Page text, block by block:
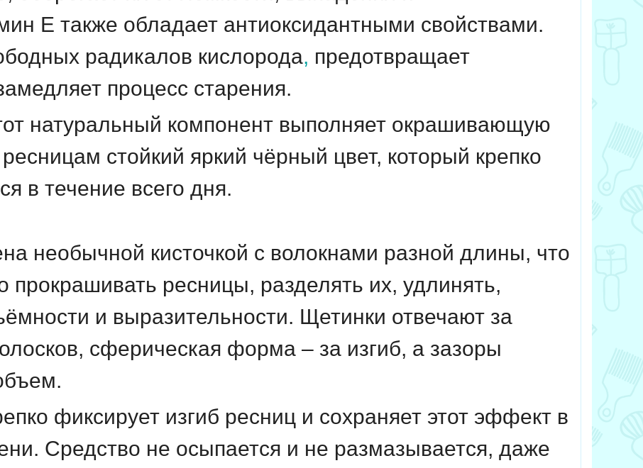
Е также обладает антиоксидантными свойствами.
радикалов кислорода, предотвращает
процесс старения.
натуральный компонент выполняет окрашивающую
стойкий яркий чёрный цвет, который крепко
в течение всего дня.
необычной кисточкой с волокнами разной длины, что
прокрашивать ресницы, разделять их, удлинять,
и выразительности. Щетинки отвечают за
сферическая форма – за изгиб, а зазоры
фиксирует изгиб ресниц и сохраняет этот эффект в
Средство не осыпается и не размазывается, даже